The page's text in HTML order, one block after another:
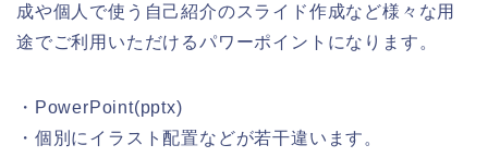
成や個人で使う自己紹介のスライド作成など様々な用
途でご利用いただけるパワーポイントになります。
・PowerPoint(pptx)
・個別にイラスト配置などが若干違います。